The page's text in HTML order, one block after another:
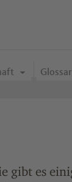
Glossar
gibt es